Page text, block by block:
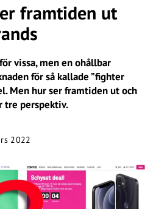
framtiden ut
vissa, men en ohållbar
för så kallade ”fighter
Men hur ser framtiden ut och
tre perspektiv.
2022